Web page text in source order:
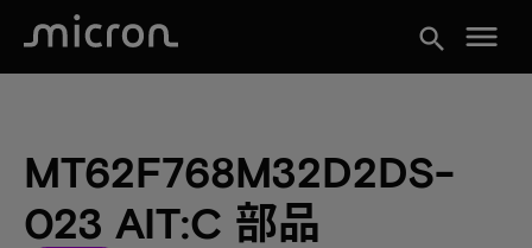
search menu
MT62F768M32D2DS-
023 AIT:C 部品